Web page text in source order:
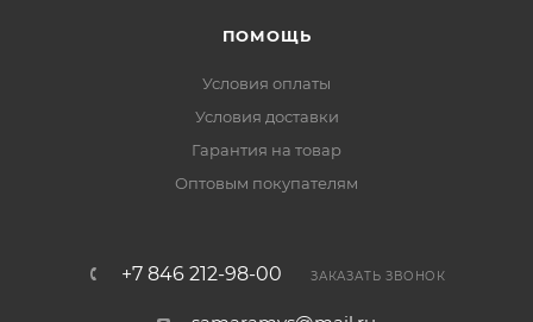
ПОМОЩЬ
Условия оплаты
Условия доставки
Гарантия на товар
Оптовым покупателям
+7 846 212-98-00 ЗАКАЗАТЬ ЗВОНОК